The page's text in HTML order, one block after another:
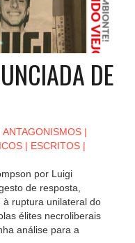
DE
ANTAGONISMOS|
| ESCRITOS|
por Luigi
de resposta,
à ruptura unilateral do
élites necroliberais
análise para a